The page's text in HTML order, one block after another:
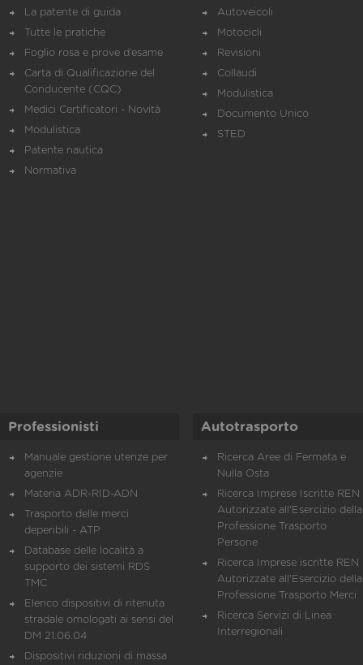
La patente di guida
Tutte le pratiche
Foglio rosa e prove d’esame
Carta di Qualificazione del
Conducente (CQC)
Medici Certificatori - Novità
Modulistica
Patente nautica
Normativa
Autoveicoli
Motocicli
Revisioni
Collaudi
Modulistica
Documento Unico
STED
Professionisti
Manuale gestione utenze per
agenzie
Materia ADR-RID-ADN
Trasporto delle merci
deperibili - ATP
Database delle località a
supporto dei sistemi RDS
TMC
Elenco dispositivi di ritenuta
stradale omologati ai sensi del
DM 21.06.04
Dispositivi riduzioni di massa
Autotrasporto
Ricerca Aree di Fermata e
Nulla Osta
Ricerca Imprese Iscritte REN
Autorizzate all'Esercizio della
Professione Trasporto
Persone
Ricerca Imprese iscritte REN
Autorizzate all'Esercizio della
Professione Trasporto Merci
Ricerca Servizi di Linea
Interregionali